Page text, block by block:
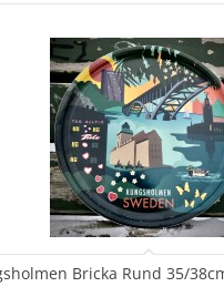
Bricka Rund 35/